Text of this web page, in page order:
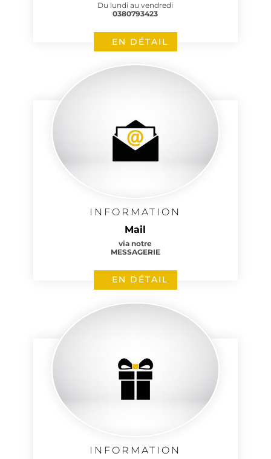
Du lundi au vendredi
0380793423
EN DÉTAIL
INFORMATION
Mail
via notre
MESSAGERIE
EN DÉTAIL
INFORMATION